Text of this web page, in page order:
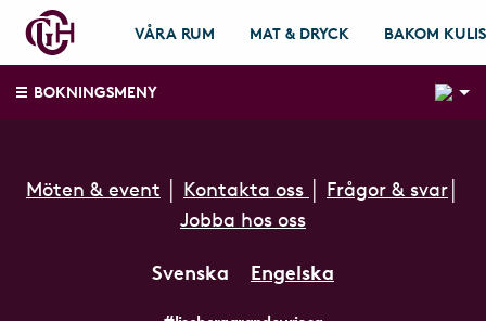
VÅRA RUM MAT & DRYCK BAKOM
BOKNINGSMENY
Möten & event Kontakta oss Frågor & svar
Jobba hos oss
Svenska Engelska